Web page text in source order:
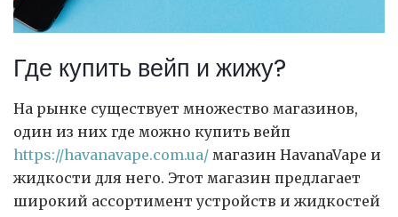
Где купить вейп и жижу?
На рынке существует множество магазинов,
один из них где можно купить вейп
https://havanavape.com.ua/ магазин HavanaVape и
жидкости для него. Этот магазин предлагает
широкий ассортимент устройств и жидкостей